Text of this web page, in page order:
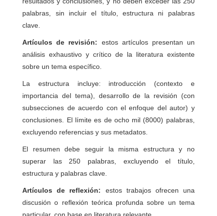
palabras, sin incluir el título, estructura ni palabras
clave.
Artículos de revisión: estos artículos presentan un
análisis exhaustivo y crítico de la literatura existente
sobre un tema específico.
La estructura incluye: introducción (contexto e
importancia del tema), desarrollo de la revisión (con
subsecciones de acuerdo con el enfoque del autor) y
conclusiones. El límite es de ocho mil (8000) palabras,
excluyendo referencias y sus metadatos.
El resumen debe seguir la misma estructura y no
superar las 250 palabras, excluyendo el título,
estructura y palabras clave.
Artículos de reflexión: estos trabajos ofrecen una
discusión o reflexión teórica profunda sobre un tema